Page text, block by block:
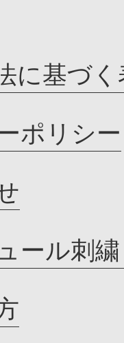
に基づく
ポリシー
ール刺